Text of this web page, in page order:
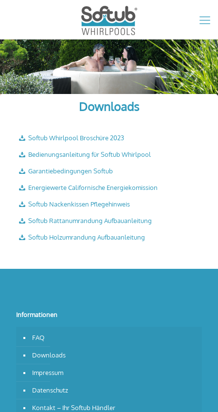
Downloads
Softub Whirlpool Broschüre 2023
Bedienungsanleitung für Softub Whirlpool
Garantiebedingungen Softub
Energiewerte Californische Energiekomission
Softub Nackenkissen Pflegehinweis
Softub Rattanumrandung Aufbauanleitung
Softub Holzumrandung Aufbauanleitung
Informationen
FAQ
Downloads
Impressum
Datenschutz
Kontakt – Ihr Softub Händler